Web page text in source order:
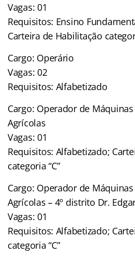
Vagas: 01
Requisitos: Ensino
Carteira de Habilitação
Cargo: Operário
Vagas: 02
Requisitos: Alfabetizado
Cargo: Operador de
Agrícolas
Vagas: 01
Requisitos: Alfabetizado;
categoria “C”
Cargo: Operador de
Agrícolas – 4º distrito Dr.
Vagas: 01
Requisitos: Alfabetizado;
categoria “C”